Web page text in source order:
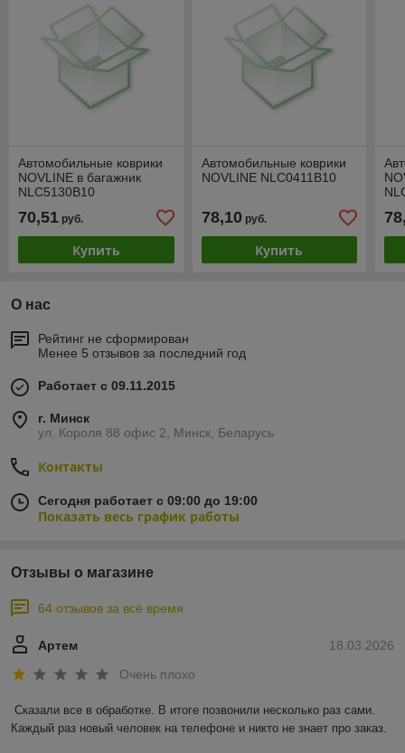
Автомобильные коврики
NOVLINE в багажник
NLC5130B10
70,51 руб.
Купить
Автомобильные коврики
NOVLINE NLC0411B10
78,10руб.
Купить
О нас
Рейтинг не сформирован
Менее 5 отзывов за последний год
Работает с 09.11.2015
г. Минск
ул. Короля 88 офис 2, Минск, Беларусь
Контакты
Сегодня работает с 09:00 до 19:00
Показать весь график работы
Отзывы о магазине
64 отзывов за всё время
18.03.2026
Артем
Очень плохо
Сказали все в обработке. В итоге позвонили несколько раз сами.
Каждый раз новый человек на телефоне и никто не знает про заказ.